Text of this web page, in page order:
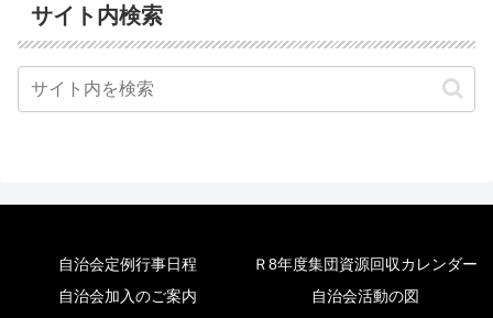
サイト内検索
自治会定例行事日程
Ｒ8年度集団資源回収カレンダー
自治会加入のご案内
自治会活動の図